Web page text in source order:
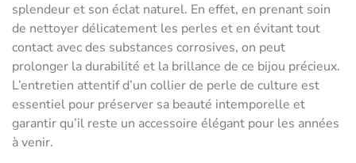
splendeur et son éclat naturel. En effet, en prenant soin
de nettoyer délicatement les perles et en évitant tout
contact avec des substances corrosives, on peut
prolonger la durabilité et la brillance de ce bijou précieux.
L’entretien attentif d’un collier de perle de culture est
essentiel pour préserver sa beauté intemporelle et
garantir qu’il reste un accessoire élégant pour les années
à venir.